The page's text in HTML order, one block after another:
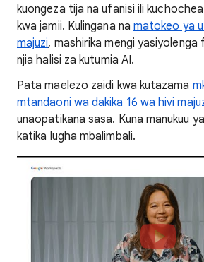
kuongeza tija na ufanisi ili
kwa jamii. Kulingana na matokeo ya
majuzi, mashirika mengi
njia halisi za kutumia AI.
Pata maelezo zaidi kwa kutazama
mtandaoni wa dakika 16 wa hivi
unaopatikana sasa. Kuna manukuu
katika lugha mbalimbali.